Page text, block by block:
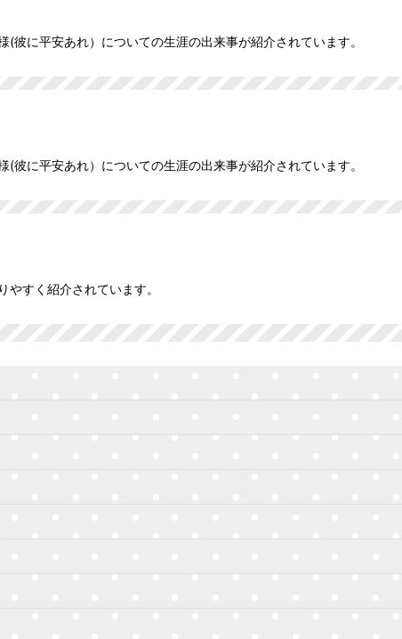
彼に平安あれ）についての生涯の出来事が紹介されています。
彼に平安あれ）についての生涯の出来事が紹介されています。
すく紹介されています。